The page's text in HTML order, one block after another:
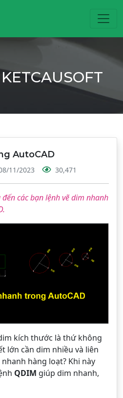
AutoCAD
11/2023 30,471
các bạn lệnh vẽ dim nhanh
kích thước là thứ không
lớn cần dim nhiều và liên
hàng loạt? Khi này
QDIM giúp dim nhanh,